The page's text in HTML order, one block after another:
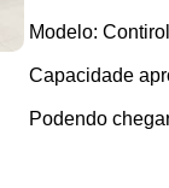
Modelo:
Capacidade
Podendo